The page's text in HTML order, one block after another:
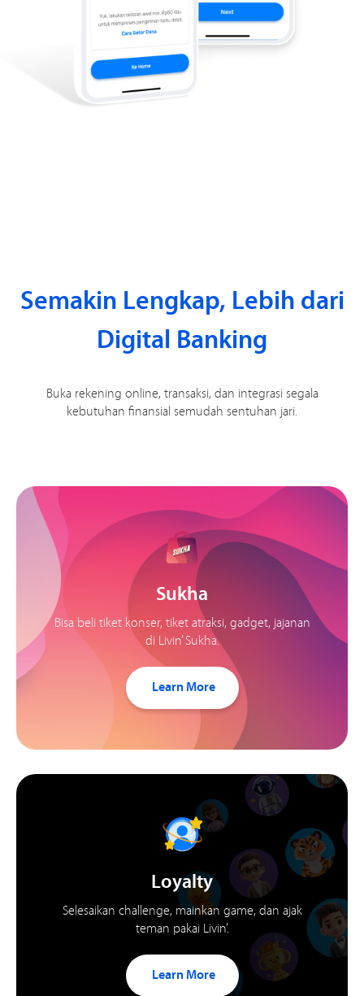
Semakin Lengkap, Lebih dari
Digital Banking
Buka rekening online, transaksi, dan integrasi segala
kebutuhan finansial semudah sentuhan jari.
Sukha
Bisa beli tiket konser, tiket atraksi, gadget, jajanan
di Livin’ Sukha.
Learn More
Loyalty
Selesaikan challenge, mainkan game, dan ajak
teman pakai Livin’.
Learn More